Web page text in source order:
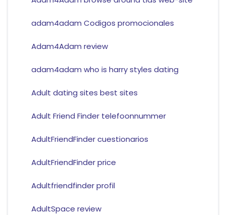
adam4adam Codigos promocionales
Adam4Adam review
adam4adam who is harry styles dating
Adult dating sites best sites
Adult Friend Finder telefoonnummer
AdultFriendFinder cuestionarios
AdultFriendFinder price
Adultfriendfinder profil
AdultSpace review